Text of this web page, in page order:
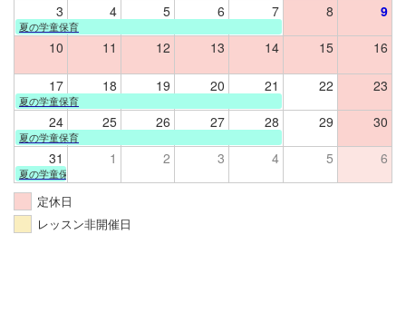
3 4 5 6 7 8 9
夏の学童保育
10 11 12 13 14 15 16
17 18 19 20 21 22 23
夏の学童保育
24 25 26 27 28 29 30
夏の学童保育
31 1 2 3 4 5 6
夏の学童保育
定休日
レッスン非開催日